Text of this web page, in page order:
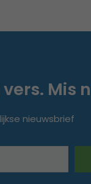
Mis
nieuwsbrief